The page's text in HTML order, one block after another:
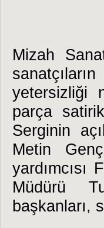
Mizah
yetersizliği
parça
Serginin
Metin
Müdürü
başkanları,